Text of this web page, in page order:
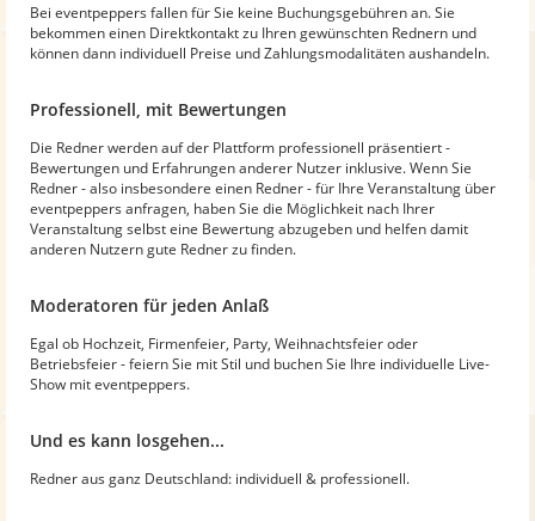
Bei eventpeppers fallen für Sie keine Buchungsgebühren an. Sie
bekommen einen Direktkontakt zu Ihren gewünschten Rednern und
können dann individuell Preise und Zahlungsmodalitäten aushandeln.
Professionell, mit Bewertungen
Die Redner werden auf der Plattform professionell präsentiert -
Bewertungen und Erfahrungen anderer Nutzer inklusive. Wenn Sie
Redner - also insbesondere einen Redner - für Ihre Veranstaltung über
eventpeppers anfragen, haben Sie die Möglichkeit nach Ihrer
Veranstaltung selbst eine Bewertung abzugeben und helfen damit
anderen Nutzern gute Redner zu finden.
Moderatoren für jeden Anlaß
Egal ob Hochzeit, Firmenfeier, Party, Weihnachtsfeier oder
Betriebsfeier - feiern Sie mit Stil und buchen Sie Ihre individuelle Live-
Show mit eventpeppers.
Und es kann losgehen...
Redner aus ganz Deutschland: individuell & professionell.